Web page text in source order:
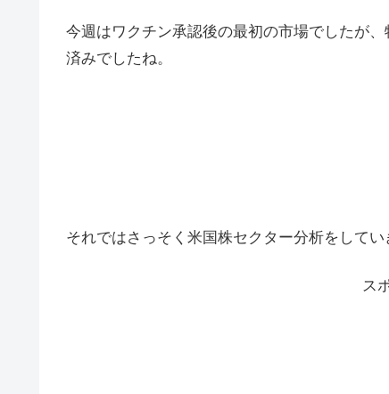
今週はワクチン承認後の最初の市場でしたが
済みでしたね。
それではさっそく米国株セクター分析をしてい
ス